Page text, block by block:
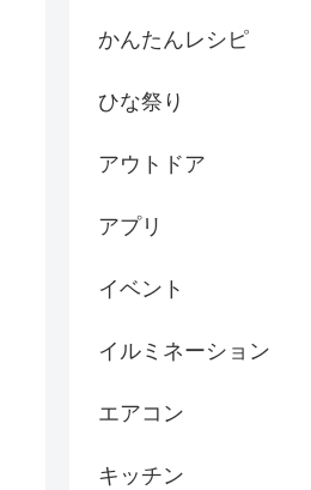
かんたんレシピ
ひな祭り
アウトドア
アプリ
イベント
イルミネーション
エアコン
キッチン